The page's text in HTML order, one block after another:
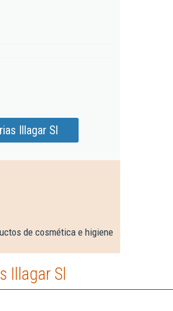
Illagar Sl
de cosmética e higiene
Illagar Sl